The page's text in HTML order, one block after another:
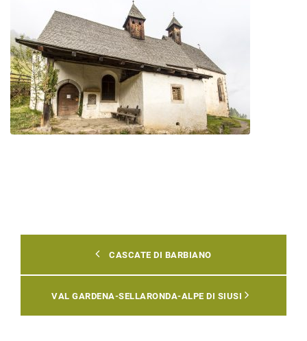
CASCATE DI BARBIANO
VAL GARDENA-SELLARONDA-ALPE DI SIUSI